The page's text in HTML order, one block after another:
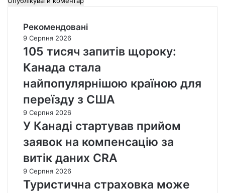
Рекомендовані
9 Серпня 2026
105 тисяч запитів щороку:
Канада стала
найпопулярнішою країною для
переїзду з США
9 Серпня 2026
У Канаді стартував прийом
заявок на компенсацію за
витік даних CRA
9 Серпня 2026
Туристична страховка може